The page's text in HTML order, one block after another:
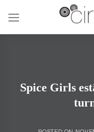
content
Spice Girls